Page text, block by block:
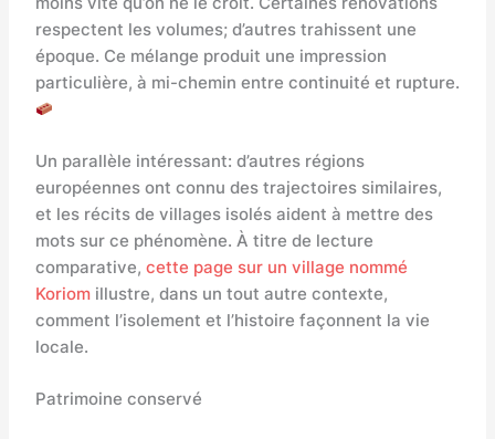
respectent les volumes; d’autres trahissent une
époque. Ce mélange produit une impression
particulière, à mi-chemin entre continuité et rupture.
Un parallèle intéressant: d’autres régions
européennes ont connu des trajectoires similaires,
et les récits de villages isolés aident à mettre des
mots sur ce phénomène. À titre de lecture
comparative, cette page sur un village nommé
Koriomillustre, dans un tout autre contexte,
comment l’isolement et l’histoire façonnent la vie
locale.
Patrimoine conservé